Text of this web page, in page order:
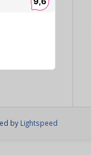
by Lightspeed